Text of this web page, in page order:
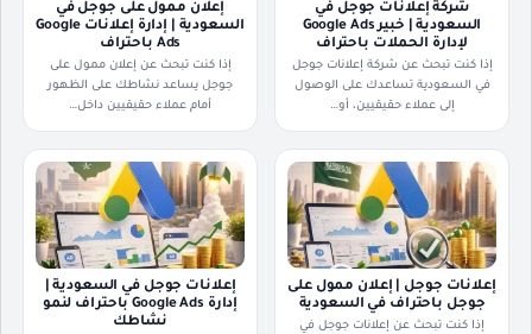
شركة إعلانات جوجل في
السعودية | خبير Google Ads
لإدارة الحملات باحتراف
إذا كنت تبحث عن شركة إعلانات جوجل
في السعودية تساعدك على الوصول
إلى عملاء حقيقيين، أو…
إعلان ممول على جوجل في
السعودية | إدارة إعلانات Google
Ads باحتراف
إذا كنت تبحث عن إعلان ممول على
جوجل يساعد نشاطك على الظهور
أمام عملاء حقيقيين داخل…
إعلانات جوجل | إعلان ممول على
جوجل باحتراف في السعودية
إذا كنت تبحث عن إعلانات جوجل في
إعلانات جوجل في السعودية |
إدارة Google Ads باحتراف لنمو
نشاطك